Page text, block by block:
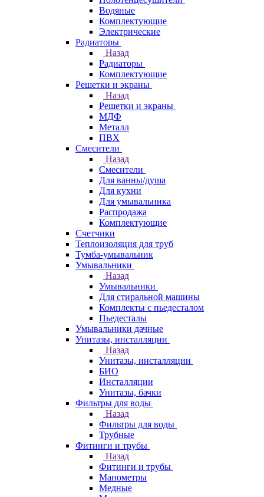
Водяные
Комплектующие
Электрические
Радиаторы
Назад
Радиаторы
Комплектующие
Решетки и экраны
Назад
Решетки и экраны
МДФ
Металл
ПВХ
Смесители
Назад
Смесители
Для ванны/душа
Для кухни
Для умывальника
Распродажа
Комплектующие
Счетчики
Теплоизоляция для труб
Тумба-умывальник
Умывальники
Назад
Умывальники
Для стиральной машины
Комплекты с пьедесталом
Пьедесталы
Умывальники дачные
Унитазы, инсталляции
Назад
Унитазы, инсталляции
БИО
Инсталляции
Унитазы, бачки
Фильтры для воды
Назад
Фильтры для воды
Трубные
Фитинги и трубы
Назад
Фитинги и трубы
Манометры
Медные